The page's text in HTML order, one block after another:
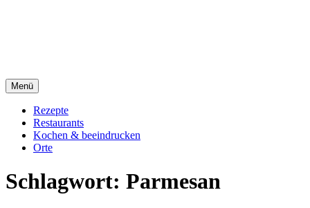
Menü
Rezepte
Restaurants
Kochen & beeindrucken
Orte
Schlagwort: Parmesan